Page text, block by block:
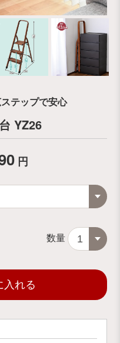
テップで安心
YZ26
円
数量
入れる